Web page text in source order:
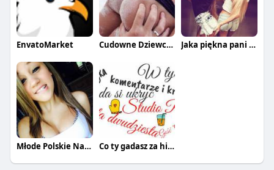
EnvatoMarket Cudowne Dziewczyny Jaka piękna pani z tej łani
Młode Polskie Nastolatki Co ty gadasz za historiee